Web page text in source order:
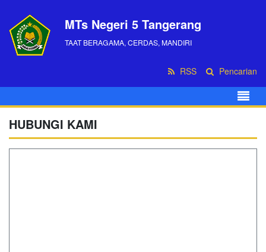
MTs Negeri 5 Tangerang
TAAT BERAGAMA, CERDAS, MANDIRI
RSS Pencarian
HUBUNGI KAMI